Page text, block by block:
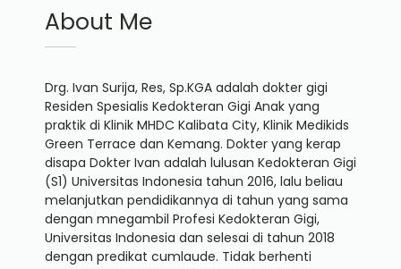
About Me
Drg. Ivan Surija, Res, Sp.KGA adalah dokter gigi
Residen Spesialis Kedokteran Gigi Anak yang
praktik di Klinik MHDC Kalibata City, Klinik Medikids
Green Terrace dan Kemang. Dokter yang kerap
disapa Dokter Ivan adalah lulusan Kedokteran Gigi
(S1) Universitas Indonesia tahun 2016, lalu beliau
melanjutkan pendidikannya di tahun yang sama
dengan mnegambil Profesi Kedokteran Gigi,
Universitas Indonesia dan selesai di tahun 2018
dengan predikat cumlaude. Tidak berhenti